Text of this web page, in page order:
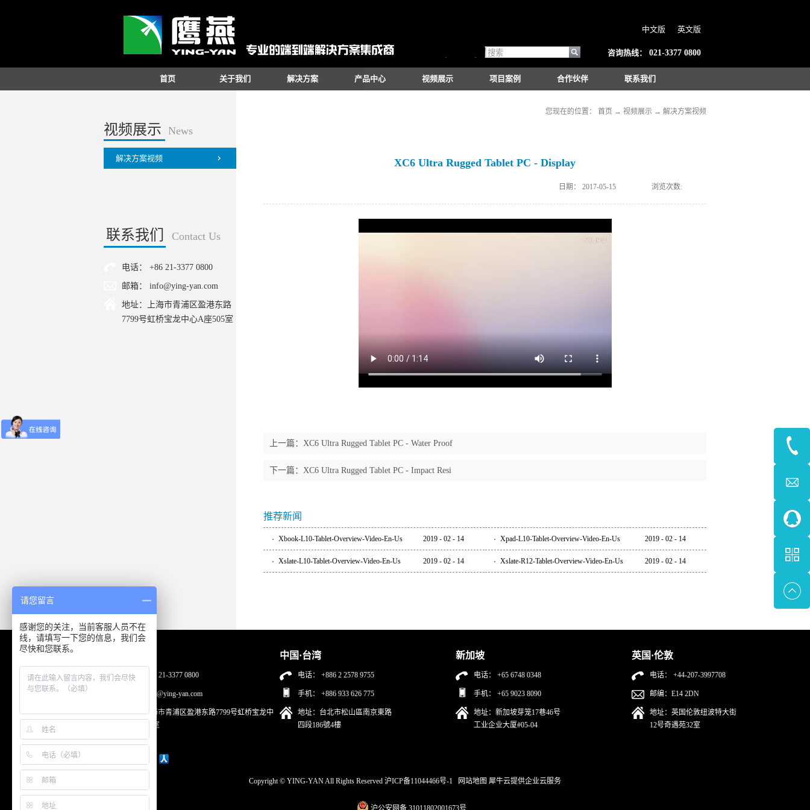
咨询热线： 021-3377 0800
中文版 英文版
首页 关于我们 解决方案 产品中心 视频展示 项目案例 合作伙伴 联系我们
视频展示 News
解决方案视频
联系我们 Contact Us
电话： +86 21-3377 0800
邮箱： info@ying-yan.com
地址：上海市青浦区盈港东路
7799号虹桥宝龙中心A座505室
您现在的位置： 首页 → 视频展示 → 解决方案视频
XC6 Ultra Rugged Tablet PC - Display
日期： 2017-05-15 浏览次数:
上一篇： XC6 Ultra Rugged Tablet PC - Water Proof
下一篇： XC6 Ultra Rugged Tablet PC - Impact Resi
推荐新闻
Xbook-L10-Tablet-Overview-Video-En-Us 2019 - 02 - 14 Xpad-L10-Tablet-Overview-Video-En-Us 2019 - 02 - 14
Xslate-L10-Tablet-Overview-Video-En-Us 2019 - 02 - 14 Xslate-R12-Tablet-Overview-Video-En-Us 2019 - 02 - 14
Copyright © YING-YAN All Rights Reserved 沪ICP备11044466号-1 网站地图 犀牛云提供企业云服务
沪公安网备 31011802001673号
电话： +86 21-3377 0800
邮箱： info@ying-yan.com
地址：上海市青浦区盈港东路7799号虹桥宝龙中
心A座505室
中国·台湾
电话： +886 2 2578 9755
手机： +886 933 626 775
地址：台北市松山區南京東路
四段186號4樓
新加坡
电话： +65 6748 0348
手机： +65 9023 8090
地址：新加坡芽笼17巷46号
工业企业大厦#05-04
英国·伦敦
电话： +44-207-3997708
邮编：E14 2DN
地址：英国伦敦纽波特大街
12号奇遇苑32室
请您留言
感谢您的关注，当前客服人员不在
线，请填写一下您的信息，我们会
尽快和您联系。